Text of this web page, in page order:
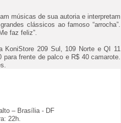
músicas de sua autoria e interpretam
clássicos ao famoso “arrocha”.
faz feliz”.
KoniStore 209 Sul, 109 Norte e QI 11
frente de palco e R$ 40 camarote.
– Brasília - DF
22h.